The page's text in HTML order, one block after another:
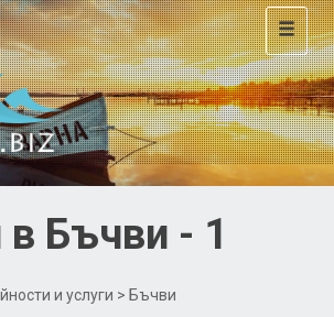
Toggle
Бъчви - 1
и услуги > Бъчви